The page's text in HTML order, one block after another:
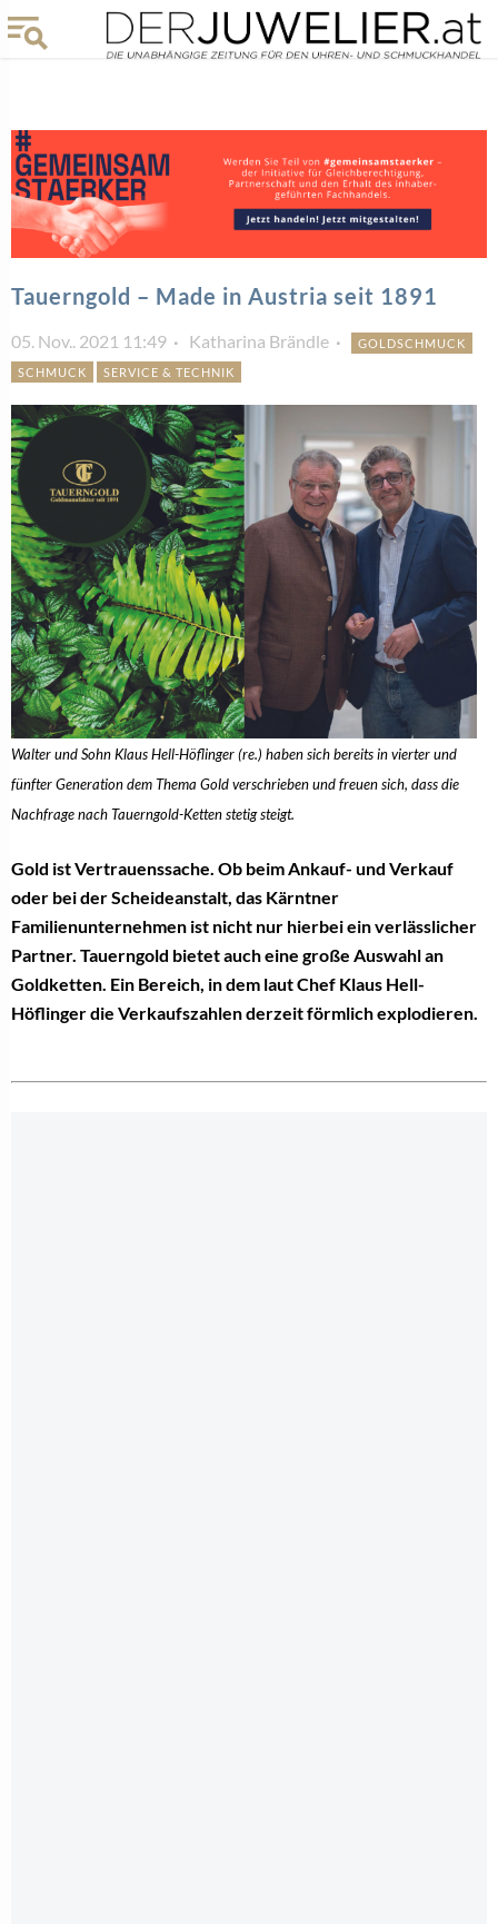
Tauerngold – Made in Austria seit 1891
05. Nov.. 2021 11:49 Katharina Brändle
GOLDSCHMUCK
SCHMUCK
SERVICE & TECHNIK
Walter und Sohn Klaus Hell-Höflinger (re.) haben sich bereits in vierter und
fünfter Generation dem Thema Gold verschrieben und freuen sich, dass die
Nachfrage nach Tauerngold-Ketten stetig steigt.
Gold ist Vertrauenssache. Ob beim Ankauf- und Verkauf
oder bei der Scheideanstalt, das Kärntner
Familienunternehmen ist nicht nur hierbei ein verlässlicher
Partner. Tauerngold bietet auch eine große Auswahl an
Goldketten. Ein Bereich, in dem laut Chef Klaus Hell-
Höflinger die Verkaufszahlen derzeit förmlich explodieren.